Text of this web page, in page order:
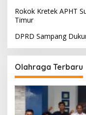
Rokok Kretek APHT
Timur
DPRD Sampang
Olahraga Terbaru